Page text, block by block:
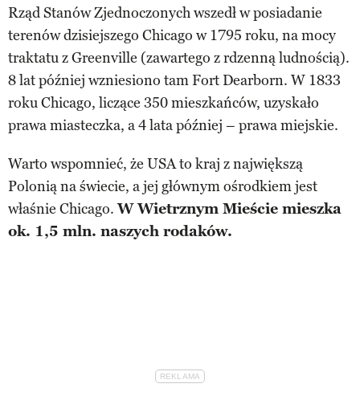
Rząd Stanów Zjednoczonych wszedł w posiadanie
terenów dzisiejszego Chicago w 1795 roku, na mocy
traktatu z Greenville (zawartego z rdzenną ludnością).
8 lat później wzniesiono tam Fort Dearborn. W 1833
roku Chicago, liczące 350 mieszkańców, uzyskało
prawa miasteczka, a 4 lata później – prawa miejskie.
Warto wspomnieć, że USA to kraj z największą
Polonią na świecie, a jej głównym ośrodkiem jest
właśnie Chicago.W Wietrznym Mieście mieszka
ok. 1,5 mln. naszych rodaków.